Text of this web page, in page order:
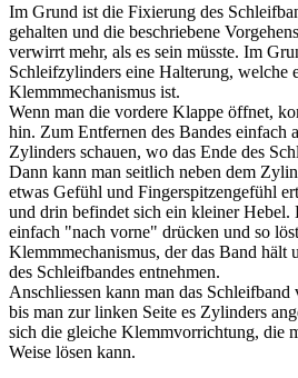
Im Grund ist die Fixierung des
gehalten und die beschriebene
verwirrt mehr, als es sein müsste. Im
Schleifzylinders eine Halterung, welche
Klemmmechanismus ist.
Wenn man die vordere Klappe öffnet,
hin. Zum Entfernen des Bandes einfach
Zylinders schauen, wo das Ende des
Dann kann man seitlich neben dem
etwas Gefühl und Fingerspitzengefühl
und drin befindet sich ein kleiner Hebel.
einfach "nach vorne" drücken und so
Klemmmechanismus, der das Band hält
des Schleifbandes entnehmen.
Anschliessen kann man das
bis man zur linken Seite es Zylinders
sich die gleiche Klemmvorrichtung, die
Weise lösen kann.